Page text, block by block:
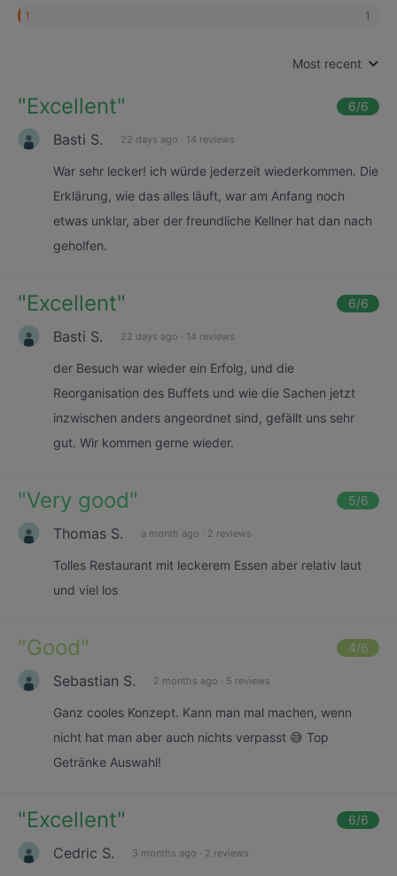
1 1
Most recent
"Excellent" 6/6
Basti S. 22 days ago · 14 reviews
War sehr lecker! ich würde jederzeit wiederkommen. Die
Erklärung, wie das alles läuft, war am Anfang noch
etwas unklar, aber der freundliche Kellner hat dan nach
geholfen.
"Excellent" 6/6
Basti S. 22 days ago · 14 reviews
der Besuch war wieder ein Erfolg, und die
Reorganisation des Buffets und wie die Sachen jetzt
inzwischen anders angeordnet sind, gefällt uns sehr
gut. Wir kommen gerne wieder.
"Very good" 5/6
Thomas S. a month ago · 2 reviews
Tolles Restaurant mit leckerem Essen aber relativ laut
und viel los
"Good" 4/6
Sebastian S. 2 months ago · 5 reviews
Ganz cooles Konzept. Kann man mal machen, wenn
nicht hat man aber auch nichts verpasst 😅 Top
Getränke Auswahl!
"Excellent" 6/6
Cedric S. 3 months ago · 2 reviews